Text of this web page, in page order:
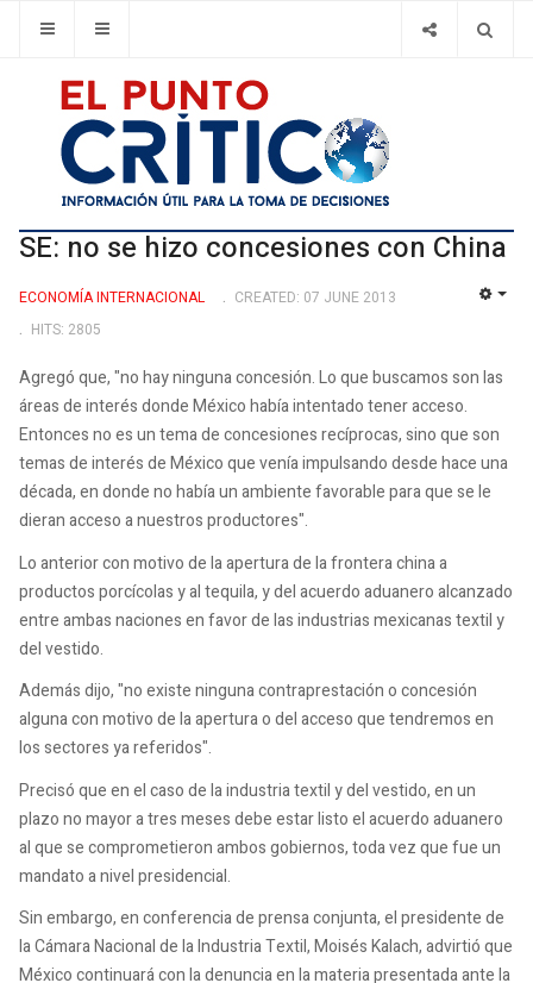
SE: no se hizo concesiones con China
ECONOMÍA INTERNACIONAL
CREATED: 07 JUNE 2013
HITS: 2805
Agregó que, "no hay ninguna concesión. Lo que buscamos son las
áreas de interés donde México había intentado tener acceso.
Entonces no es un tema de concesiones recíprocas, sino que son
temas de interés de México que venía impulsando desde hace una
década, en donde no había un ambiente favorable para que se le
dieran acceso a nuestros productores".
Lo anterior con motivo de la apertura de la frontera china a
productos porcícolas y al tequila, y del acuerdo aduanero alcanzado
entre ambas naciones en favor de las industrias mexicanas textil y
del vestido.
Además dijo, "no existe ninguna contraprestación o concesión
alguna con motivo de la apertura o del acceso que tendremos en
los sectores ya referidos".
Precisó que en el caso de la industria textil y del vestido, en un
plazo no mayor a tres meses debe estar listo el acuerdo aduanero
al que se comprometieron ambos gobiernos, toda vez que fue un
mandato a nivel presidencial.
Sin embargo, en conferencia de prensa conjunta, el presidente de
la Cámara Nacional de la Industria Textil, Moisés Kalach, advirtió que
México continuará con la denuncia en la materia presentada ante la